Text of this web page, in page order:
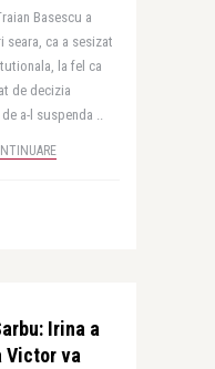
Basescu a
seara, ca a sesizat
la fel ca
de decizia
a-l suspenda ..
Irina a
Victor va